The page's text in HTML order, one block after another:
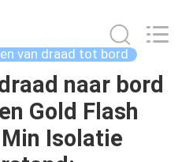
van draad tot bord
naar bord
Gold Flash
Isolatie